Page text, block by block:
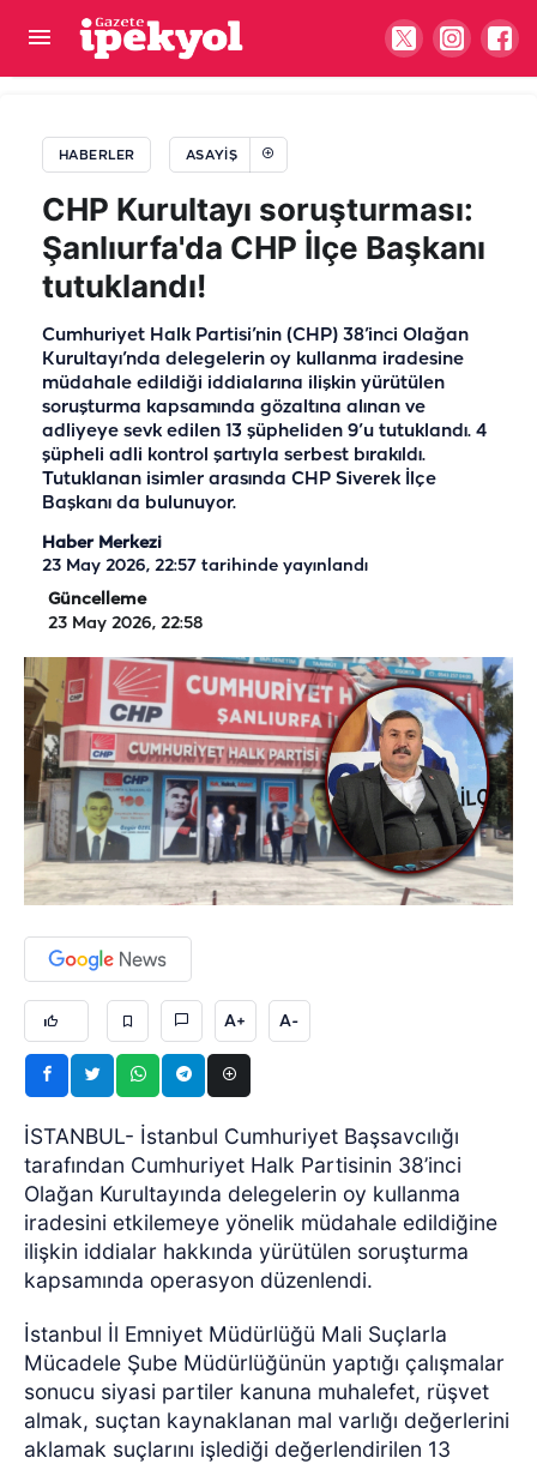
HABERLER ASAYIŞ
CHP Kurultayı soruşturması:
Şanlıurfa'da CHP İlçe Başkanı
tutuklandı!
Cumhuriyet Halk Partisi’nin (CHP) 38’inci Olağan
Kurultayı’nda delegelerin oy kullanma iradesine
müdahale edildiği iddialarına ilişkin yürütülen
soruşturma kapsamında gözaltına alınan ve
adliyeye sevk edilen 13 şüpheliden 9’u tutuklandı. 4
şüpheli adli kontrol şartıyla serbest bırakıldı.
Tutuklanan isimler arasında CHP Siverek İlçe
Başkanı da bulunuyor.
Haber Merkezi
23 May 2026, 22:57 tarihinde yayınlandı
Güncelleme
23 May 2026, 22:58
A+ A-
İSTANBUL- İstanbul Cumhuriyet Başsavcılığı
tarafından Cumhuriyet Halk Partisinin 38’inci
Olağan Kurultayında delegelerin oy kullanma
iradesini etkilemeye yönelik müdahale edildiğine
ilişkin iddialar hakkında yürütülen soruşturma
kapsamında operasyon düzenlendi.
İstanbul İl Emniyet Müdürlüğü Mali Suçlarla
Mücadele Şube Müdürlüğünün yaptığı çalışmalar
sonucu siyasi partiler kanuna muhalefet, rüşvet
almak, suçtan kaynaklanan mal varlığı değerlerini
aklamak suçlarını işlediği değerlendirilen 13
Şanlıurfa’da tek taraflı kazada araç araziye